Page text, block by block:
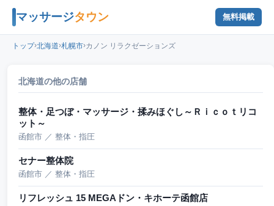
マッサージタウン 無料掲載
トップ›北海道›札幌市›カノン リラクゼーションズ
北海道の他の店舗
整体・足つぼ・マッサージ・揉みほぐし～Ｒｉｃｏｔリコ
ット～
函館市 ／ 整体・指圧
セナー整体院
函館市 ／ 整体・指圧
リフレッシュ 15 MEGAドン・キホーテ函館店